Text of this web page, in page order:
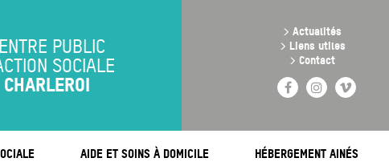
PUBLIC
SOCIALE
CHARLEROI
> Actualités
> Liens utiles
> Contact
FacebookInstagram
Vimeo
AIDE ET SOINS À DOMICILE HÉBERGEMENT AINÉS